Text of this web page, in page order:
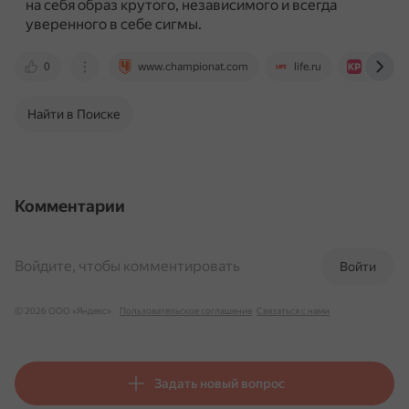
на себя образ крутого, независимого и всегда
уверенного в себе сигмы.
0 www.championat.com life.ru
Найти в Поиске
Комментарии
Войти
Войдите, чтобы комментировать
© 2026 ООО «Яндекс» Пользовательское соглашение Связаться с нами
Задать новый вопрос